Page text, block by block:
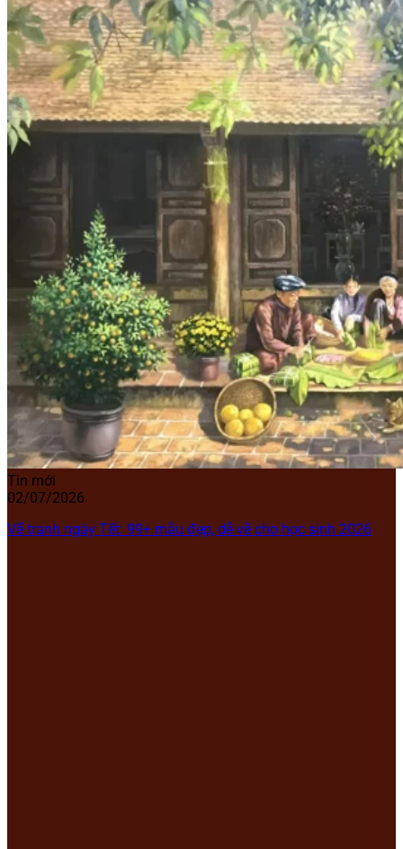
Tin mới
02/07/2026
Vẽ tranh ngày Tết: 99+ mẫu đẹp, dễ vẽ cho học sinh 2026